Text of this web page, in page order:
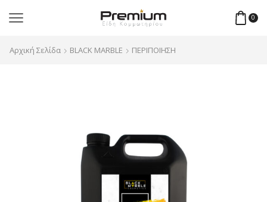
0
Αρχική Σελίδα BLACK MARBLE ΠΕΡΙΠΟΙΗΣΗ